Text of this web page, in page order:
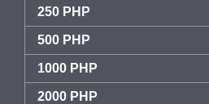
250 PHP
500 PHP
1000 PHP
2000 PHP